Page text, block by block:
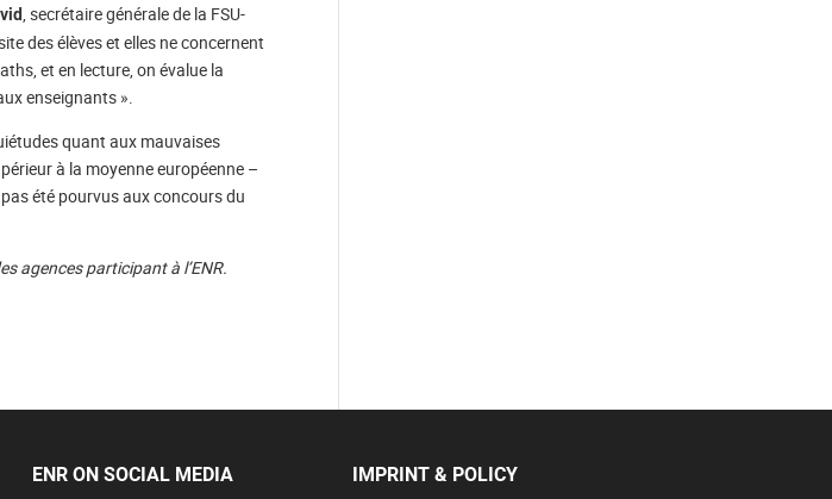
, secrétaire générale de la FSU-
des élèves et elles ne concernent
et en lecture, on évalue la
enseignants ».
quant aux mauvaises
à la moyenne européenne –
été pourvus aux concours du
agences participant à l’ENR.
ENR ON SOCIAL MEDIA IMPRINT & POLICY